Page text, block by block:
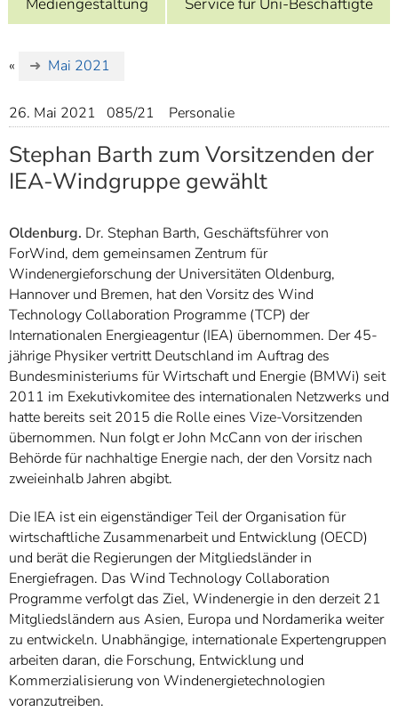
7]
Informationen zur
« Mai 2021
26. Mai 2021 085/21 Personalie
Stephan Barth zum Vorsitzenden der
IEA-Windgruppe gewählt
Oldenburg. Dr. Stephan Barth, Geschäftsführer von
ForWind, dem gemeinsamen Zentrum für
Windenergieforschung der Universitäten Oldenburg,
Hannover und Bremen, hat den Vorsitz des Wind
Technology Collaboration Programme (TCP) der
Internationalen Energieagentur (IEA) übernommen. Der 45-
jährige Physiker vertritt Deutschland im Auftrag des
Bundesministeriums für Wirtschaft und Energie (BMWi) seit
2011 im Exekutivkomitee des internationalen Netzwerks und
hatte bereits seit 2015 die Rolle eines Vize-Vorsitzenden
übernommen. Nun folgt er John McCann von der irischen
Behörde für nachhaltige Energie nach, der den Vorsitz nach
zweieinhalb Jahren abgibt.
Die IEA ist ein eigenständiger Teil der Organisation für
wirtschaftliche Zusammenarbeit und Entwicklung (OECD)
und berät die Regierungen der Mitgliedsländer in
Energiefragen. Das Wind Technology Collaboration
Programme verfolgt das Ziel, Windenergie in den derzeit 21
Mitgliedsländern aus Asien, Europa und Nordamerika weiter
zu entwickeln. Unabhängige, internationale Expertengruppen
arbeiten daran, die Forschung, Entwicklung und
Kommerzialisierung von Windenergietechnologien
voranzutreiben.